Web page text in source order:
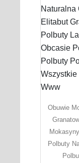
Obuwie
Polbuty